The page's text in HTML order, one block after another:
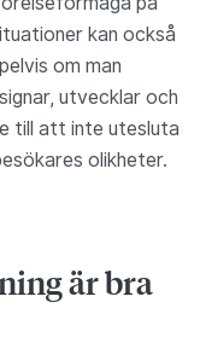
kan också
om man
utvecklar och
till att inte utesluta
olikheter.
är bra